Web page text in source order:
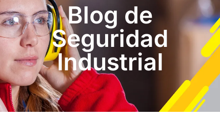
Blog de
Seguridad
Industrial